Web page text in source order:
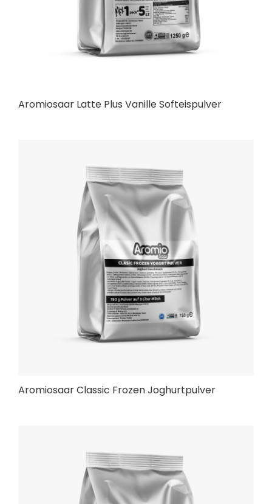
Aromiosaar Latte Plus Vanille Softeispulver
Aromiosaar Classic Frozen Joghurtpulver